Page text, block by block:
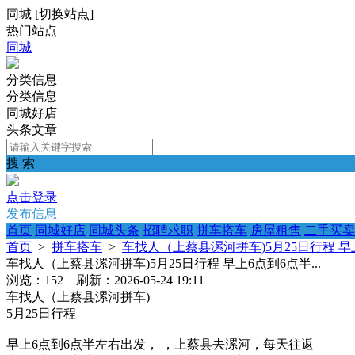
同城 [切换站点]
热门站点
同城
分类信息
分类信息
同城好店
头条文章
搜 索
点击登录
发布信息
首页 同城好店 同城头条 招聘求职 拼车搭车 房屋租售 二手买卖
首页 > 拼车搭车 > 车找人（上蔡县漯河拼车)5月25日行程 早
车找人（上蔡县漯河拼车)5月25日行程 早上6点到6点半...
浏览：152 刷新：2026-05-24 19:11
车找人（上蔡县漯河拼车)
5月25日行程
早上6点到6点半左右出发， ，上蔡县去漯河，每天往返